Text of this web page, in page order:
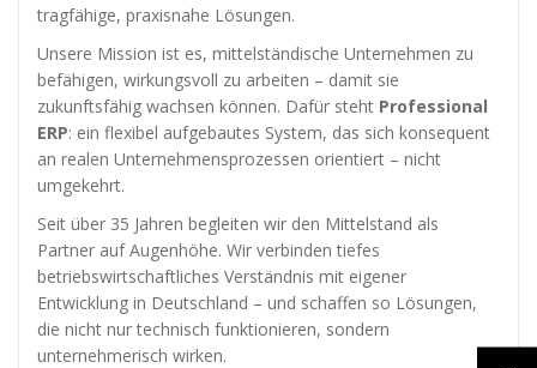
tragfähige, praxisnahe Lösungen.
Unsere Mission ist es, mittelständische Unternehmen zu
befähigen, wirkungsvoll zu arbeiten – damit sie
zukunftsfähig wachsen können. Dafür steht Professional
ERP: ein flexibel aufgebautes System, das sich konsequent
an realen Unternehmensprozessen orientiert – nicht
umgekehrt.
Seit über 35 Jahren begleiten wir den Mittelstand als
Partner auf Augenhöhe. Wir verbinden tiefes
betriebswirtschaftliches Verständnis mit eigener
Entwicklung in Deutschland – und schaffen so Lösungen,
die nicht nur technisch funktionieren, sondern
unternehmerisch wirken.
Cookies
ablehnen,
werden
einige
Funktionen
auf der
Website
nicht mehr
sein.
Marketing
„Marketing Cookies“
ermöglichen es uns,